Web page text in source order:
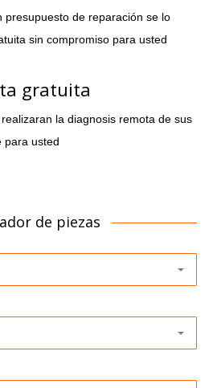
presupuesto de reparación se lo
sin compromiso para usted
gratuita
la diagnosis remota de sus
para usted
de piezas